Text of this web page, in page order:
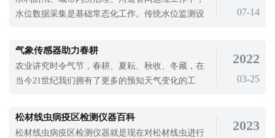
水位数据采集是基础常态化工作。传统水位监测设
用全新感应采集方式，无机械活动结构，环境适配
性更强，可满足各类水域连续、稳定水位监测需
求，是基层水利、市政监测项目的主流升级
07-14
气象传感器助力春耕
农业讲究时令气节，春耕、夏耘、秋收、冬藏，在
当今21世纪我们拥有了更多的预知天气变化的工
2022
03-25
松材线虫病疫区检测仪器百科
松材线虫病疫区检测仪器就是现在对松材线虫进行
2023